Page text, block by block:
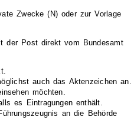
Zwecke (N) oder zur Vorlage
der Post direkt vom Bundesamt
auch das Aktenzeichen an.
möchten.
es Eintragungen enthält.
an die Behörde